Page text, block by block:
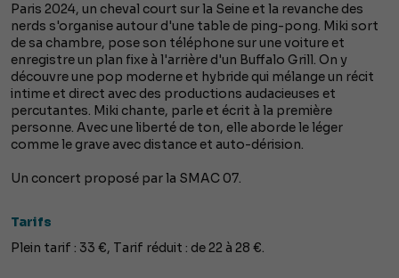
Paris 2024, un cheval court sur la Seine et la revanche des
nerds s'organise autour d'une table de ping-pong. Miki sort
de sa chambre, pose son téléphone sur une voiture et
enregistre un plan fixe à l'arrière d'un Buffalo Grill. On y
découvre une pop moderne et hybride qui mélange un récit
intime et direct avec des productions audacieuses et
percutantes. Miki chante, parle et écrit à la première
personne. Avec une liberté de ton, elle aborde le léger
comme le grave avec distance et auto-dérision.
Un concert proposé par la SMAC 07.
Tarifs
Plein tarif : 33 €, Tarif réduit : de 22 à 28 €.